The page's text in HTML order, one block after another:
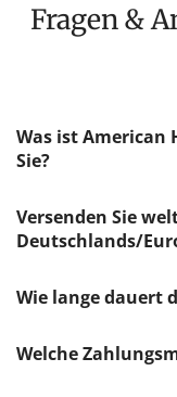
Fragen & Antworten zu American
Was ist American
Sie?
Versenden Sie
Deutschlands/
Wie lange dauert
Welche